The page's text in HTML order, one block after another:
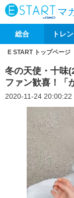
マ
総合 トレ
E START トップページ
冬の天使・十味
ファン歓喜！「
2020-11-24 20:00:22